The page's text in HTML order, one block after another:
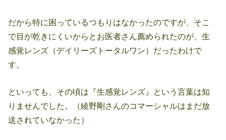
だから特に困っているつもりはなかったのですが、そこ
で目が乾きにくいからとお医者さん薦められたのが、生
感覚レンズ（デイリーズトータルワン）だったわけで
す。
といっても、その頃は『生感覚レンズ』という言葉は知
りませんでした。（綾野剛さんのコマーシャルはまだ放
送されていなかった）